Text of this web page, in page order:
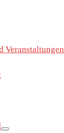
Veranstaltungen